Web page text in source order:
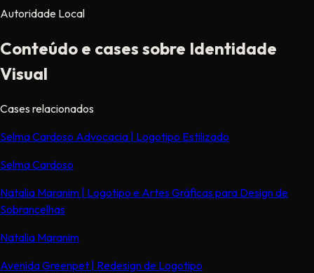
Autoridade Local
Conteúdo e cases sobre Identidade
Visual
Cases relacionados
Selma Cardoso Advocacia | Logotipo Estilizado
Selma Cardoso
Natalia Maranim | Logotipo e Artes Gráficas para Design de
Sobrancelhas
Natalia Maranim
Avenida Greenpet | Redesign de Logotipo